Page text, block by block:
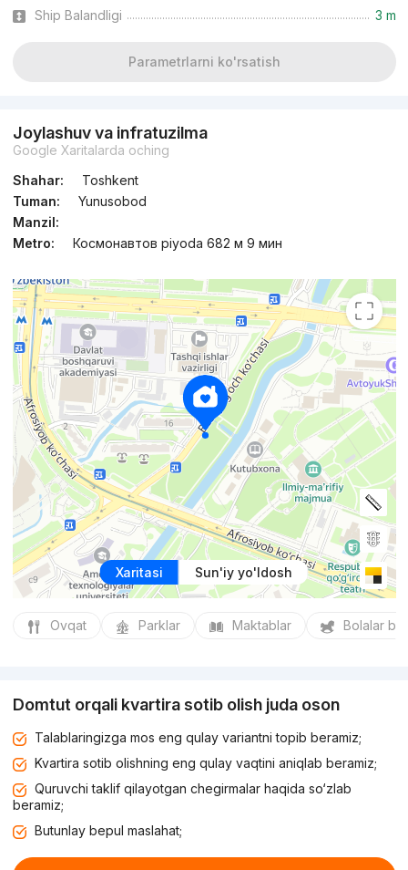
Ship Balandligi 3 m
Parametrlarni ko'rsatish
Joylashuv va infratuzilma
Google Xaritalarda oching
Shahar:
Toshkent
Tuman:
Yunusobod
Manzil:
Metro:
Космонавтов piyoda 682 м 9 мин
Xaritasi Sun'iy yo'ldosh
Ovqat Parklar Maktablar Bolalar
Domtut orqali kvartira sotib olish juda oson
Talablaringizga mos eng qulay variantni topib beramiz;
Kvartira sotib olishning eng qulay vaqtini aniqlab beramiz;
Quruvchi taklif qilayotgan chegirmalar haqida so‘zlab
beramiz;
Butunlay bepul maslahat;